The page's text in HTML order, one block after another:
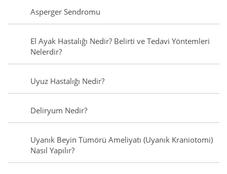
Asperger Sendromu
El Ayak Hastalığı Nedir? Belirti ve Tedavi Yöntemleri
Nelerdir?
Uyuz Hastalığı Nedir?
Deliryum Nedir?
Uyanık Beyin Tümörü Ameliyatı (Uyanık Kraniotomi)
Nasıl Yapılır?